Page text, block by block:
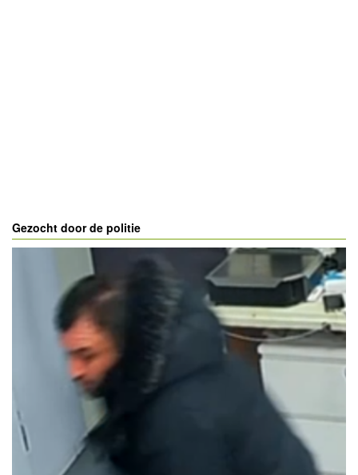
Gezocht door de politie